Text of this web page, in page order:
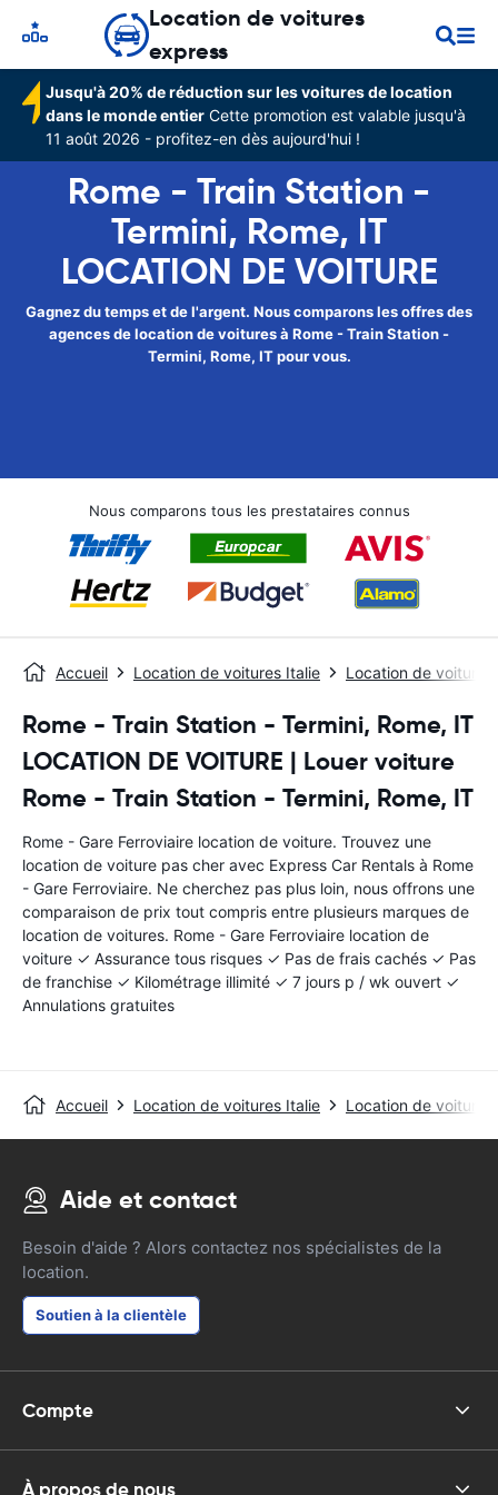
Location de voitures
express
Jusqu'à 20% de réduction sur les voitures de location
dans le monde entier Cette promotion est valable jusqu'à
11 août 2026 - profitez-en dès aujourd'hui !
Rome - Train Station -
Termini, Rome, IT
LOCATION DE VOITURE
Gagnez du temps et de l'argent. Nous comparons les offres des
agences de location de voitures à Rome - Train Station -
Termini, Rome, IT pour vous.
Nous comparons tous les prestataires connus
Accueil Location de voitures Italie Location de voitures
Rome - Train Station - Termini, Rome, IT
LOCATION DE VOITURE | Louer voiture
Rome - Train Station - Termini, Rome, IT
Rome - Gare Ferroviaire location de voiture. Trouvez une
location de voiture pas cher avec Express Car Rentals à Rome
- Gare Ferroviaire. Ne cherchez pas plus loin, nous offrons une
comparaison de prix tout compris entre plusieurs marques de
location de voitures. Rome - Gare Ferroviaire location de
voiture ✓ Assurance tous risques ✓ Pas de frais cachés ✓ Pas
de franchise ✓ Kilométrage illimité ✓ 7 jours p / wk ouvert ✓
Annulations gratuites
Accueil Location de voitures Italie Location de voitures
Aide et contact
Besoin d'aide ? Alors contactez nos spécialistes de la
location.
Soutien à la clientèle
Compte
À propos de nous